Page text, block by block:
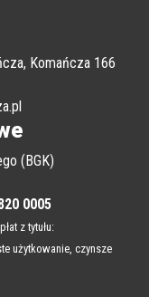
Komańcza 166
(BGK)